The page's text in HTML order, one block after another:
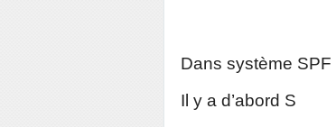
Dans système SPF
Il y a d’abord S